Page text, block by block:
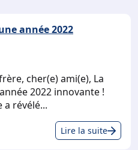
année 2022
cher(e) ami(e), La
2022 innovante !
a révélé...
Lire la suite
La